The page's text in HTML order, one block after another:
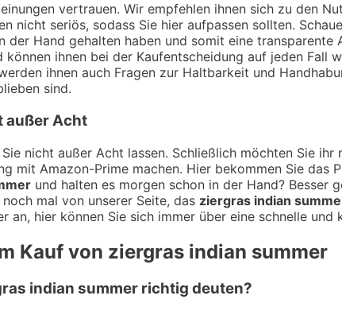
vertrauen. Wir empfehlen ihnen sich zu den
nicht seriös, sodass Sie hier aufpassen sollten.
der Hand gehalten haben und somit eine transparente
können ihnen bei der Kaufentscheidung auf jeden Fall
ihnen auch Fragen zur Haltbarkeit und
sind.
außer Acht
nicht außer Acht lassen. Schließlich möchten Sie ihr
mit Amazon-Prime machen. Hier bekommen Sie das
und halten es morgen schon in der Hand? Besser
mal von unserer Seite, das ziergras indian
an, hier können Sie sich immer über eine schnelle
Kauf von ziergras indian summer
indian summer richtig deuten?